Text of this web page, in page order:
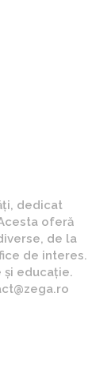
dedicat
oferă
de la
de interes.
și educație.